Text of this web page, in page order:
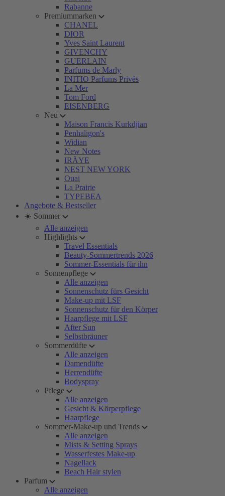
Rabanne
Premiummarken
CHANEL
DIOR
Yves Saint Laurent
GIVENCHY
GUERLAIN
Parfums de Marly
INITIO Parfums Privés
La Mer
Tom Ford
EISENBERG
Neu
Maison Francis Kurkdjian
Penhaligon's
Widian
New Notes
IRÄYE
NEST NEW YORK
Ouai
La Prairie
TYPEBEA
Angebote & Bestseller
☀️ Sommer
Alle anzeigen
Highlights
Travel Essentials
Beauty-Sommertrends 2026
Sommer-Essentials für ihn
Sonnenpflege
Alle anzeigen
Sonnenschutz fürs Gesicht
Make-up mit LSF
Sonnenschutz für den Körper
Haarpflege mit LSF
After Sun
Selbstbräuner
Sommerdüfte
Alle anzeigen
Damendüfte
Herrendüfte
Bodyspray
Pflege
Alle anzeigen
Gesicht & Körperpflege
Haarpflege
Sommer-Make-up und Trends
Alle anzeigen
Mists & Setting Sprays
Wasserfestes Make-up
Nagellack
Beach Hair stylen
Parfum
Alle anzeigen